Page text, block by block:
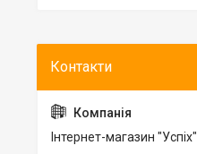
Інтернет-магазин "Успіх"